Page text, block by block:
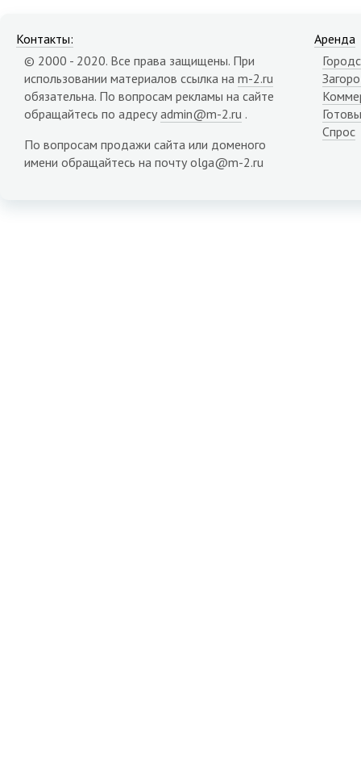
Контакты:
© 2000 - 2020. Все права защищены. При
использовании материалов ссылка на m-2.ru
обязательна. По вопросам рекламы на сайте
обращайтесь по адресу admin@m-2.ru .
По вопросам продажи сайта или доменого
имени обращайтесь на почту olga@m-2.ru
Аренда
Спрос